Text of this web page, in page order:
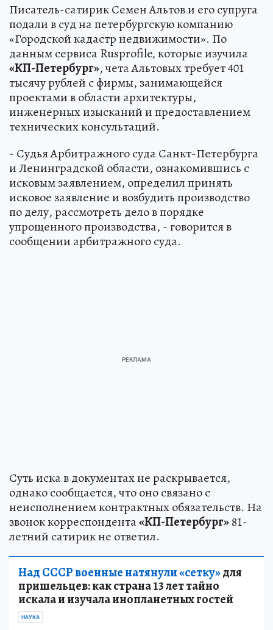
Писатель-сатирик Семен Альтов и его супруга
подали в суд на петербургскую компанию
«Городской кадастр недвижимости». По
данным сервиса Rusprofile, которые изучила
«КП-Петербург», чета Альтовых требует 401
тысячу рублей с фирмы, занимающейся
проектами в области архитектуры,
инженерных изысканий и предоставлением
технических консультаций.
- Судья Арбитражного суда Санкт-Петербурга
и Ленинградской области, ознакомившись с
исковым заявлением, определил принять
исковое заявление и возбудить производство
по делу, рассмотреть дело в порядке
упрощенного производства, - говорится в
сообщении арбитражного суда.
Суть иска в документах не раскрывается,
однако сообщается, что оно связано с
неисполнением контрактных обязательств. На
звонок корреспондента«КП-Петербург»81-
летний сатирик не ответил.
Над СССР военные натянули «сетку»для
пришельцев: как страна 13 лет тайно
искала и изучала инопланетных гостей
НАУКА